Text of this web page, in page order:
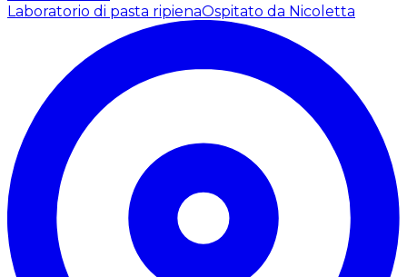
Laboratorio di pasta ripienaOspitato da Nicoletta